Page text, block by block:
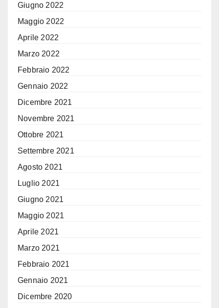
Giugno 2022
Maggio 2022
Aprile 2022
Marzo 2022
Febbraio 2022
Gennaio 2022
Dicembre 2021
Novembre 2021
Ottobre 2021
Settembre 2021
Agosto 2021
Luglio 2021
Giugno 2021
Maggio 2021
Aprile 2021
Marzo 2021
Febbraio 2021
Gennaio 2021
Dicembre 2020